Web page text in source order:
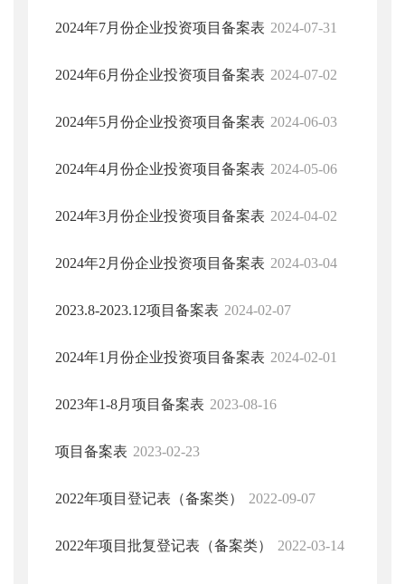
2024年7月份企业投资项目备案表 2024-07-31
2024年6月份企业投资项目备案表 2024-07-02
2024年5月份企业投资项目备案表 2024-06-03
2024年4月份企业投资项目备案表 2024-05-06
2024年3月份企业投资项目备案表 2024-04-02
2024年2月份企业投资项目备案表 2024-03-04
2023.8-2023.12项目备案表 2024-02-07
2024年1月份企业投资项目备案表 2024-02-01
2023年1-8月项目备案表 2023-08-16
项目备案表 2023-02-23
2022年项目登记表（备案类） 2022-09-07
2022年项目批复登记表（备案类） 2022-03-14